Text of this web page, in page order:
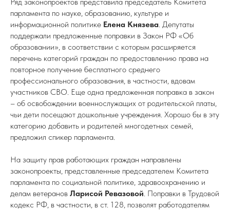
парламента по науке, образованию, культуре и
информационной политике Елена Князева. Депутаты
поддержали предложенные поправки в Закон РФ «Об
образовании», в соответствии с которым расширяется
перечень категорий граждан по предоставлению права на
повторное получение бесплатного среднего
профессионального образования, в частности, вдовам
участников СВО. Еще одна предложенная поправка в закон
– об освобождении военнослужащих от родительской платы,
чьи дети посещают дошкольные учреждения. Хорошо бы в эту
категорию добавить и родителей многодетных семей,
предложил спикер парламента.
На защиту прав работающих граждан направлены
законопроекты, представленные председателем Комитета
парламента по социальной политике, здравоохранению и
делам ветеранов Ларисой Ревазовой. Поправки в Трудовой
кодекс РФ, в частности, в ст. 128, позволят работодателям